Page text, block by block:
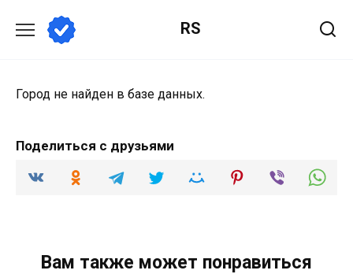
содержанию
RS
Город не найден в базе данных.
Поделиться с друзьями
Вам также может понравиться